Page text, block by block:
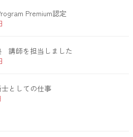
Premium認定
講師を担当しました
としての仕事